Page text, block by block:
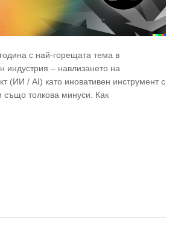
с най-горещата тема в
индустрия – навлизането на
(ИИ / AI) като иновативен инструмент с
също толкова минуси. Как